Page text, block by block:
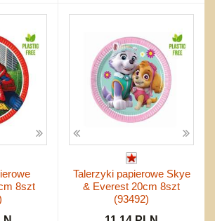
8szt
Talerzyki papierowe Skye
& Everest 20cm 8szt
(93492)